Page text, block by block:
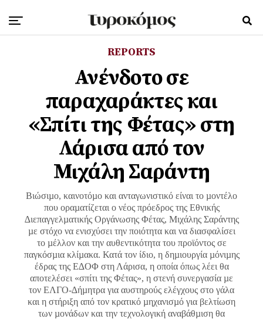
REPORTS
Ανένδοτο σε
παραχαράκτες και
«Σπίτι της Φέτας» στη
Λάρισα από τον
Μιχάλη Σαράντη
Βιώσιµο, καινοτόµο και ανταγωνιστικό είναι το µοντέλο
που οραµατίζεται ο νέος πρόεδρος της Εθνικής
∆ιεπαγγελµατικής Οργάνωσης Φέτας, Μιχάλης Σαράντης
µε στόχο να ενισχύσει την ποιότητα και να διασφαλίσει
το µέλλον και την αυθεντικότητα του προϊόντος σε
παγκόσµια κλίµακα. Κατά τον ίδιο, η δηµιουργία µόνιµης
έδρας της Ε∆ΟΦ στη Λάρισα, η οποία όπως λέει θα
αποτελέσει «σπίτι της Φέτας», η στενή συνεργασία µε
τον ΕΛΓΟ-∆ήµητρα για αυστηρούς ελέγχους στο γάλα
και η στήριξη από τον κρατικό µηχανισµό για βελτίωση
των µονάδων και την τεχνολογική αναβάθµιση θα